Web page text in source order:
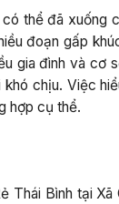
thể đã xuống
đoạn gấp
đình và cơ
chịu. Việc
hợp cụ thể.
Bình tại